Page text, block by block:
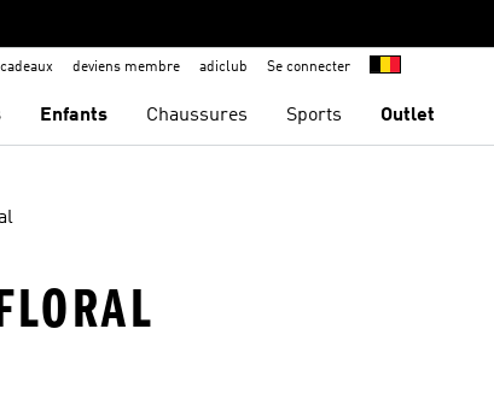
deviens membre adiclub Se connecter
Enfants Chaussures Sports Outlet